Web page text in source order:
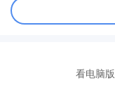
看电脑版